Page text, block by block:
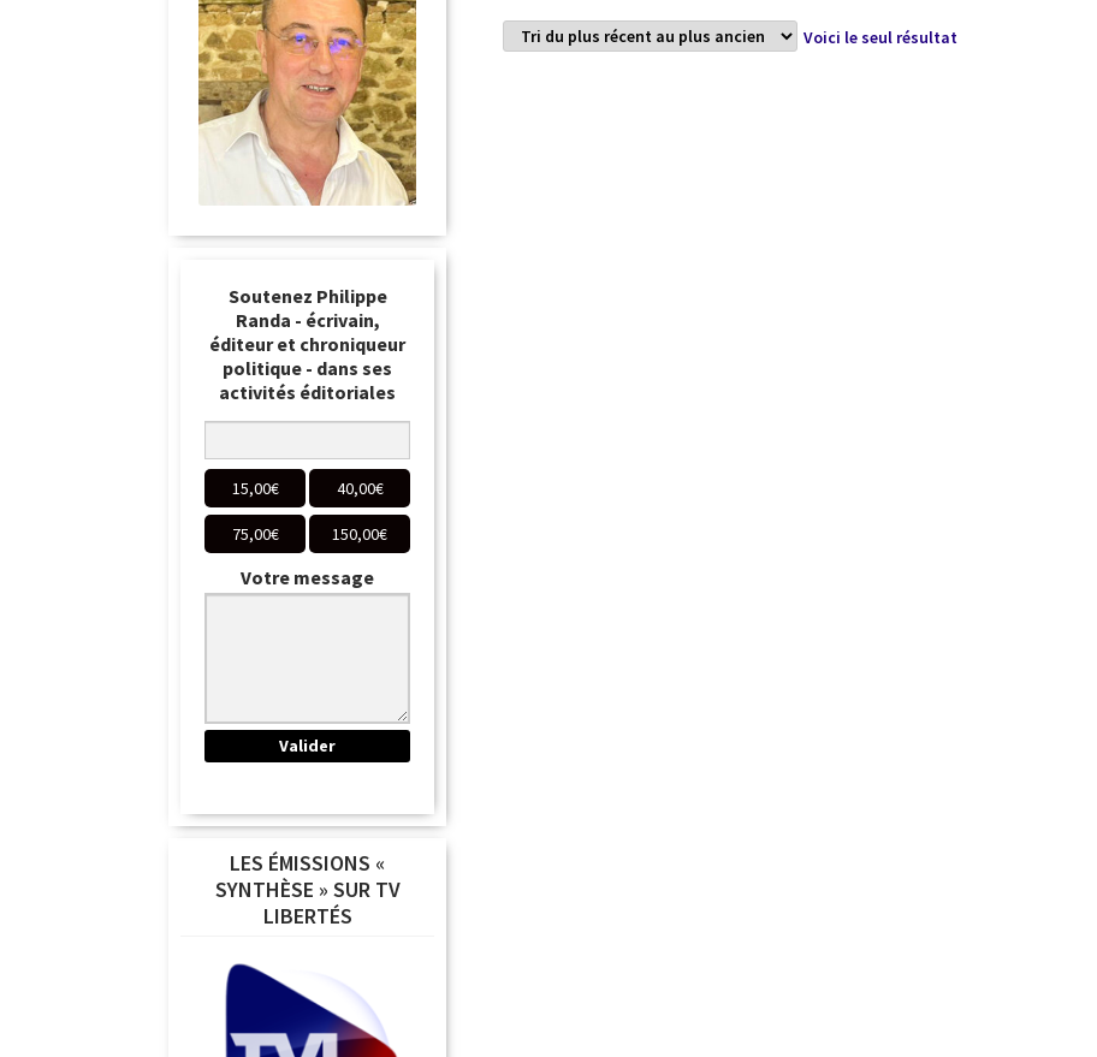
Voici le seul résultat
Soutenez Philippe
Randa - écrivain,
éditeur et chroniqueur
politique - dans ses
activités éditoriales
15,00€ 40,00€
75,00€ 150,00€
Votre message
LES ÉMISSIONS «
SYNTHÈSE » SUR TV
LIBERTÉS